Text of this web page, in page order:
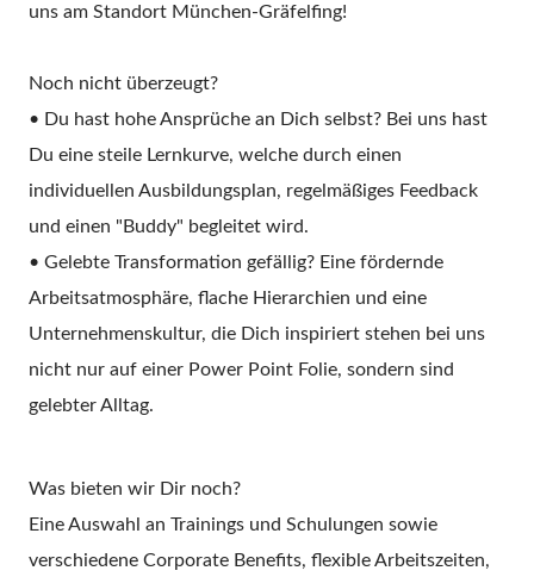
uns am Standort München-Gräfelfing!
Noch nicht überzeugt?
• Du hast hohe Ansprüche an Dich selbst? Bei uns hast
Du eine steile Lernkurve, welche durch einen
individuellen Ausbildungsplan, regelmäßiges Feedback
und einen "Buddy" begleitet wird.
• Gelebte Transformation gefällig? Eine fördernde
Arbeitsatmosphäre, flache Hierarchien und eine
Unternehmenskultur, die Dich inspiriert stehen bei uns
nicht nur auf einer Power Point Folie, sondern sind
gelebter Alltag.
Was bieten wir Dir noch?
Eine Auswahl an Trainings und Schulungen sowie
verschiedene Corporate Benefits, flexible Arbeitszeiten,